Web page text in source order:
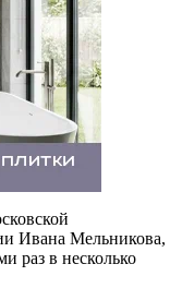
Ивана Мельникова,
раз в несколько